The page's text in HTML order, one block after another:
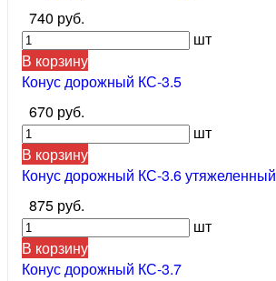
740 руб.
шт
В корзину
Конус дорожный КС-3.5
670 руб.
шт
В корзину
Конус дорожный КС-3.6 утяжеленный
875 руб.
шт
В корзину
Конус дорожный КС-3.7